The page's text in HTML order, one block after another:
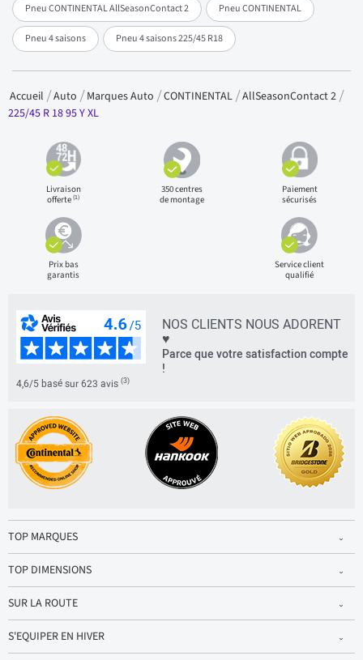
Pneu CONTINENTAL AllSeasonContact 2 Pneu CONTINENTAL
Pneu 4 saisons Pneu 4 saisons 225/45 R18
Accueil Auto Marques Auto CONTINENTAL AllSeasonContact 2
225/45 R 18 95 Y XL
Livraison
offerte(1)
350 centres
de montage
Paiement
sécurisés
Prix bas
garantis
Service client
qualifié
NOS CLIENTS NOUS ADORENT
♥
Parce que votre satisfaction compte
!
4,6/5 basé sur 623 avis (3)
TOP MARQUES
TOP DIMENSIONS
SUR LA ROUTE
S'EQUIPER EN HIVER